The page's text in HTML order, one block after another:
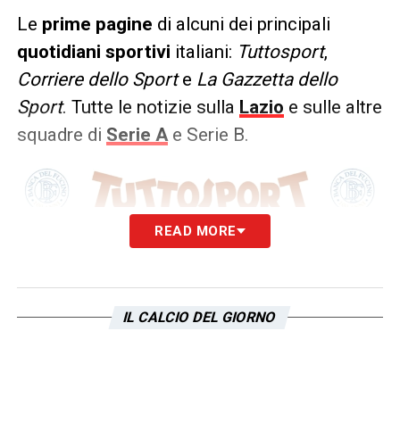
Le prime pagine di alcuni dei principali
quotidiani sportivi italiani: Tuttosport,
Corriere dello Sporte La Gazzetta dello
Sport. Tutte le notizie sulla Lazio e sulle altre
squadre di Serie Ae Serie B.
READ MORE
IL CALCIO DEL GIORNO